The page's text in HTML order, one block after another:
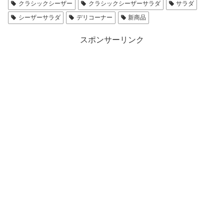
クラシックシーザー
クラシックシーザーサラダ
サラダ
シーザーサラダ
デリコーナー 新商品
スポンサーリンク